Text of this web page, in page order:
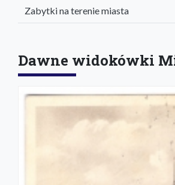
Zabytki na terenie miasta
Dawne widokówki